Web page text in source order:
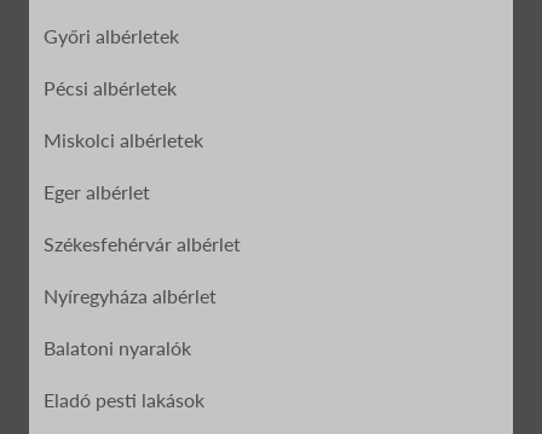
Győri albérletek
Pécsi albérletek
Miskolci albérletek
Eger albérlet
Székesfehérvár albérlet
Nyíregyháza albérlet
Balatoni nyaralók
Eladó pesti lakások